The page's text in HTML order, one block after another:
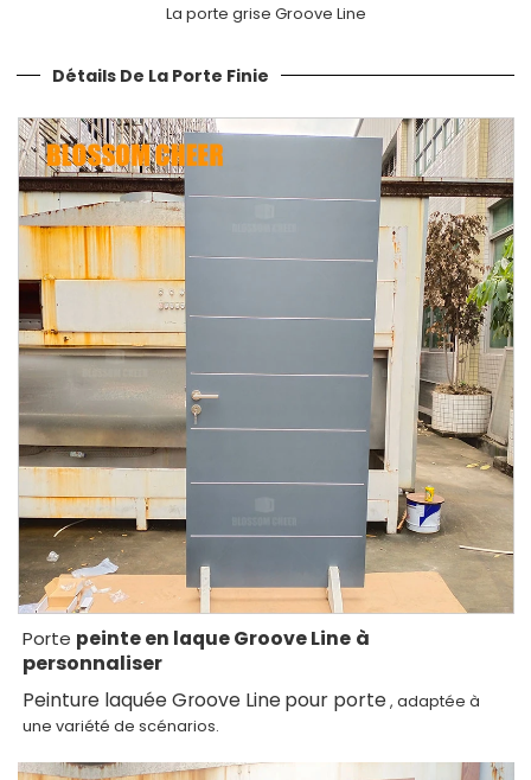
La porte grise Groove Line
Détails De La Porte Finie
Porte peinte en laque Groove Line à
personnaliser
Peinture laquée Groove Linepour porte, adaptée à
une variété de scénarios.